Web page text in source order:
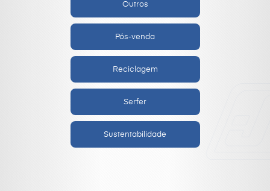
Outros
Pós-venda
Reciclagem
Serfer
Sustentabilidade